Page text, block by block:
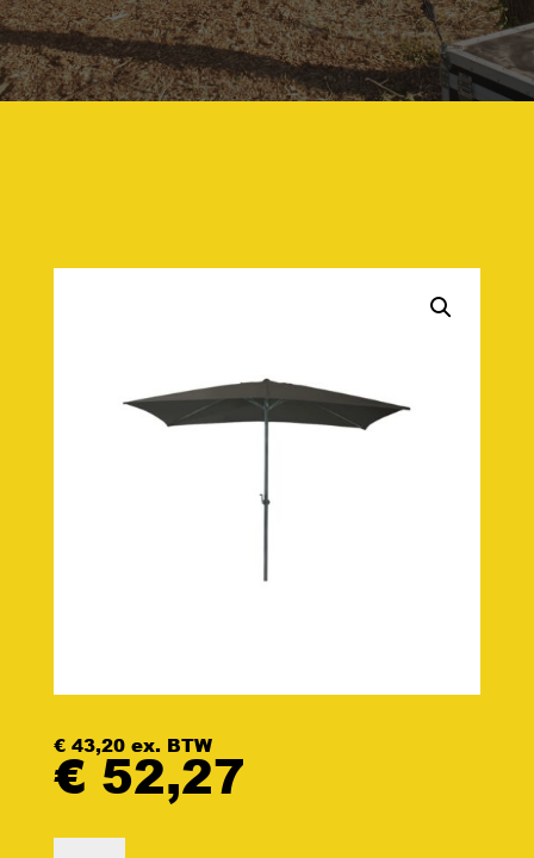
€43,20ex. BTW
€52,27